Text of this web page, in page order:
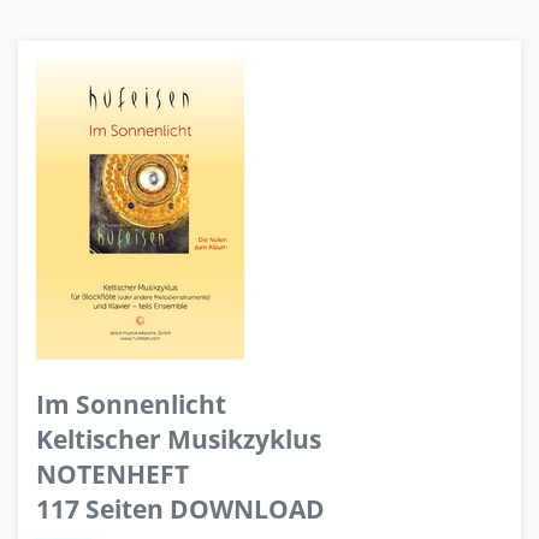
Im Sonnenlicht
Keltischer Musikzyklus
NOTENHEFT
117 Seiten DOWNLOAD